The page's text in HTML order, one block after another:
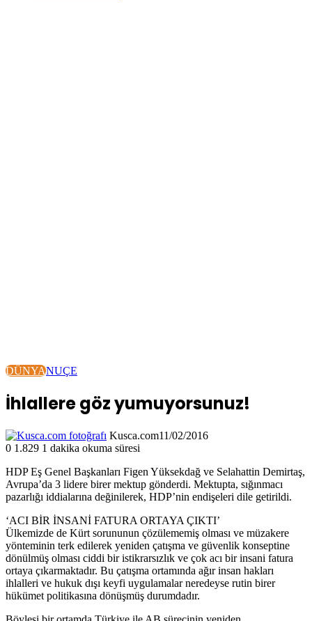
DÜNYANUÇE
İhlallere göz yumuyorsunuz!
Kusca.com11/02/2016
0 1.829 1 dakika okuma süresi
HDP Eş Genel Başkanları Figen Yüksekdağ ve Selahattin Demirtaş,
Avrupa’da 3 lidere birer mektup gönderdi. Mektupta, sığınmacı
pazarlığı iddialarına değinilerek, HDP’nin endişeleri dile getirildi.
‘ACI BİR İNSANİ FATURA ORTAYA ÇIKTI’
Ülkemizde de Kürt sorununun çözülememiş olması ve müzakere
yönteminin terk edilerek yeniden çatışma ve güvenlik konseptine
dönülmüş olması ciddi bir istikrarsızlık ve çok acı bir insani fatura
ortaya çıkarmaktadır. Bu çatışma ortamında ağır insan hakları
ihlalleri ve hukuk dışı keyfi uygulamalar neredeyse rutin birer
hükümet politikasına dönüşmüş durumdadır.